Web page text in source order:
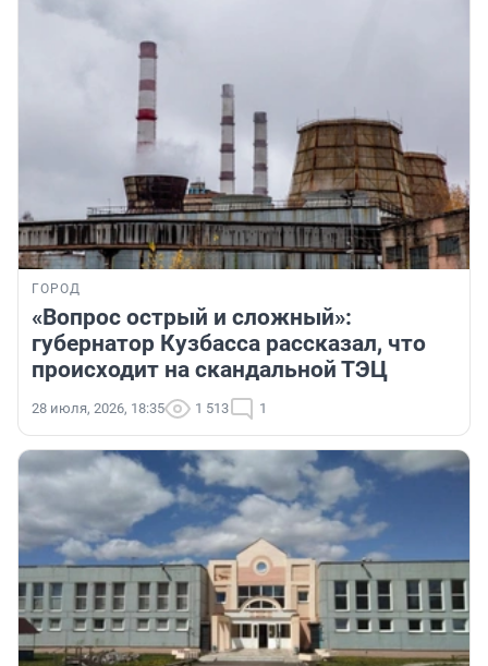
ГОРОД
«Вопрос острый и сложный»:
губернатор Кузбасса рассказал, что
происходит на скандальной ТЭЦ
28 июля, 2026, 18:35 1 513 1